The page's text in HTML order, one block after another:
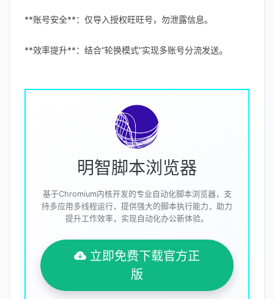
**账号安全**：仅导入授权旺旺号，勿泄露信息。
**效率提升**：结合“轮换模式”实现多账号分流发送。
明智脚本浏览器
基于Chromium内核开发的专业自动化脚本浏览器，支
持多应用多线程运行，提供强大的脚本执行能力，助力
提升工作效率，实现自动化办公新体验。
立即免费下载官方正
版